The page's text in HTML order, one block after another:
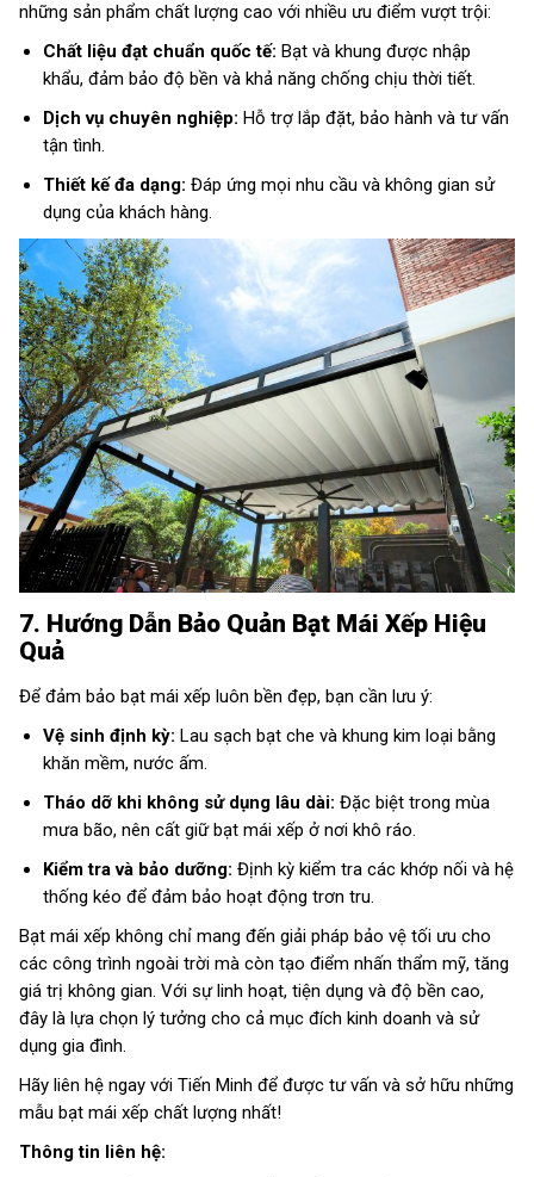
những sản phẩm chất lượng cao với nhiều ưu điểm vượt trội:
Chất liệu đạt chuẩn quốc tế: Bạt và khung được nhập
khẩu, đảm bảo độ bền và khả năng chống chịu thời tiết.
Dịch vụ chuyên nghiệp: Hỗ trợ lắp đặt, bảo hành và tư vấn
tận tình.
Thiết kế đa dạng: Đáp ứng mọi nhu cầu và không gian sử
dụng của khách hàng.
7. Hướng Dẫn Bảo Quản Bạt Mái Xếp Hiệu
Quả
Để đảm bảo bạt mái xếp luôn bền đẹp, bạn cần lưu ý:
Vệ sinh định kỳ: Lau sạch bạt che và khung kim loại bằng
khăn mềm, nước ấm.
Tháo dỡ khi không sử dụng lâu dài: Đặc biệt trong mùa
mưa bão, nên cất giữ bạt mái xếp ở nơi khô ráo.
Kiểm tra và bảo dưỡng: Định kỳ kiểm tra các khớp nối và hệ
thống kéo để đảm bảo hoạt động trơn tru.
Bạt mái xếp không chỉ mang đến giải pháp bảo vệ tối ưu cho
các công trình ngoài trời mà còn tạo điểm nhấn thẩm mỹ, tăng
giá trị không gian. Với sự linh hoạt, tiện dụng và độ bền cao,
đây là lựa chọn lý tưởng cho cả mục đích kinh doanh và sử
dụng gia đình.
Hãy liên hệ ngay với Tiến Minh để được tư vấn và sở hữu những
mẫu bạt mái xếp chất lượng nhất!
Thông tin liên hệ: